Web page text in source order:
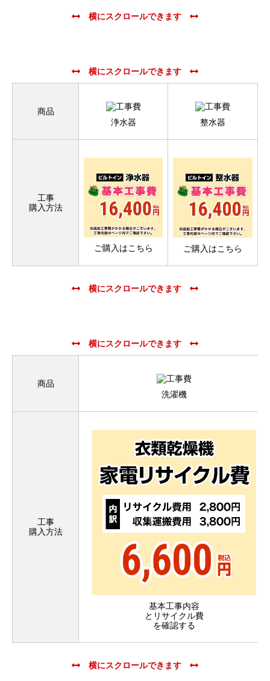
商品
浄水器
整水器
工事
購入方法
ご購入はこちら ご購入はこちら
商品
洗濯機
工事
購入方法
基本工事内容
とリサイクル費
を確認する